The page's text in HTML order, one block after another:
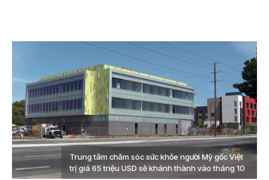
Trung tâm chăm sóc sức khỏe người Mỹ gốc Việt
trị giá 65 triệu USD sẽ khánh thành vào tháng 10